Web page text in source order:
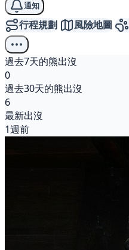
通知
行程規劃 風險地圖
過去7天的熊出沒
0
過去30天的熊出沒
6
最新出沒
1週前